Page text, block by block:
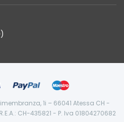
1i – 66041 Atessa CH -
CH-435821 - P. Iva 01804270682